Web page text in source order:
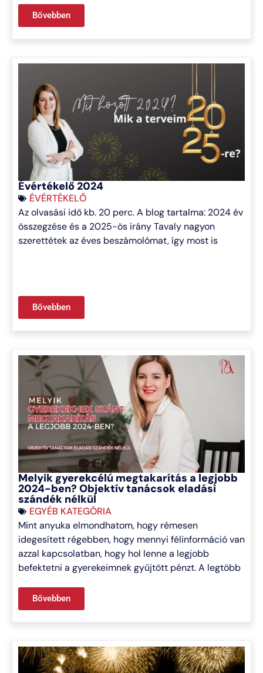
Bővebben
Évértékelő 2024
ÉVÉRTÉKELŐ
Az olvasási idő kb. 20 perc. A blog tartalma: 2024 év
összegzése és a 2025-ös irány Tavaly nagyon
szerettétek az éves beszámolómat, így most is
Bővebben
Melyik gyerekcélú megtakarítás a legjobb
2024-ben? Objektív tanácsok eladási
szándék nélkül
EGYÉB KATEGÓRIA
Mint anyuka elmondhatom, hogy rémesen
idegesített régebben, hogy mennyi félinformáció van
azzal kapcsolatban, hogy hol lenne a legjobb
befektetni a gyerekeimnek gyűjtött pénzt. A legtöbb
Bővebben